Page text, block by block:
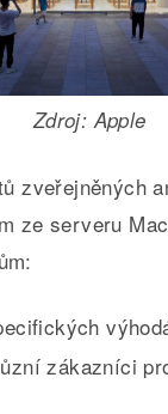
Zdroj: Apple
zveřejněných
ze serveru
zákazníci